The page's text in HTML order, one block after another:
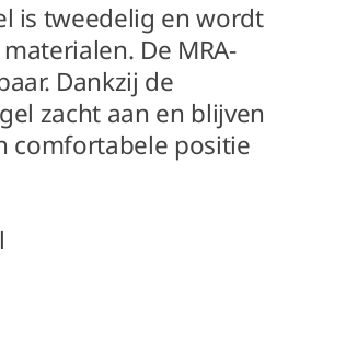
is tweedelig en wordt
De MRA-
Dankzij de
zacht aan en blijven
comfortabele positie